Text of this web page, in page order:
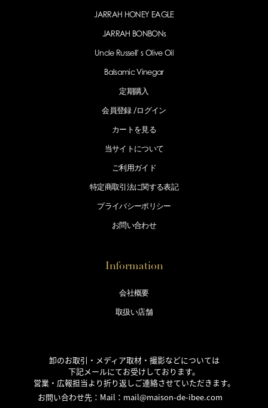
JARRAH HONEY EAGLE
JARRAH BONBONs
Uncle Russell' s Olive Oil
Balsamic Vinegar
定期購入
会員登録 /ログイン
カートを見る
当サイトについて
ご利用ガイド
特定商取引法に関する表記
プライバシーポリシー
お問い合わせ
Information
会社概要
取扱い店舗
卸のお取引・メディア取材・撮影などについては
下記メールにてお受けしております。
営業・広報担当より折り返しご連絡させていただきます。
お問い合わせ先：Mail： mail@maison-de-ibee.com